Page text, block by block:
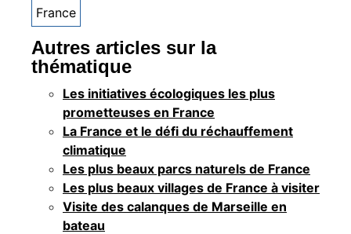
France
Autres articles sur la
thématique
Les initiatives écologiques les plus
prometteuses en France
La France et le défi du réchauffement
climatique
Les plus beaux parcs naturels de France
Les plus beaux villages de France à visiter
Visite des calanques de Marseille en
bateau